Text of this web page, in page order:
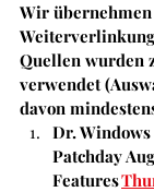
Wir
Quellen wurden
verwendet
davon
Dr.
Patchday
Features